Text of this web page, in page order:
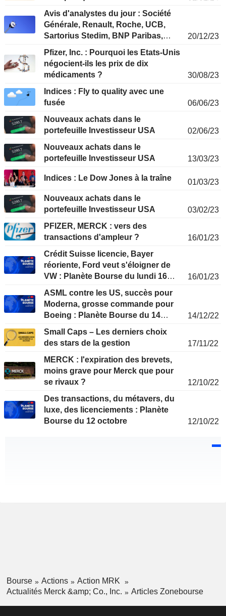
Avis d'analystes du jour : Société
Générale, Renault, Roche, UCB,
Sartorius Stedim, BNP Paribas,
20/12/23
Pfizer, Inc. : Pourquoi les Etats-Unis
négocient-ils les prix de dix
médicaments ?
30/08/23
Indices : Fly to quality avec une
fusée
06/06/23
Nouveaux achats dans le
portefeuille Investisseur USA
02/06/23
Nouveaux achats dans le
portefeuille Investisseur USA
13/03/23
Indices : Le Dow Jones à la traîne
01/03/23
Nouveaux achats dans le
portefeuille Investisseur USA
03/02/23
PFIZER, MERCK : vers des
transactions d'ampleur ?
16/01/23
Crédit Suisse licencie, Bayer
réoriente, Ford veut s'éloigner de
VW : Planète Bourse du lundi 16
16/01/23
ASML contre les US, succès pour
Moderna, grosse commande pour
Boeing : Planète Bourse du 14
14/12/22
Small Caps – Les derniers choix
des stars de la gestion
17/11/22
MERCK : l'expiration des brevets,
moins grave pour Merck que pour
se rivaux ?
12/10/22
Des transactions, du métavers, du
luxe, des licenciements : Planète
Bourse du 12 octobre
12/10/22
Bourse Actions
Action MRK
Actualités Merck &amp; Co., Inc.
Articles Zonebourse